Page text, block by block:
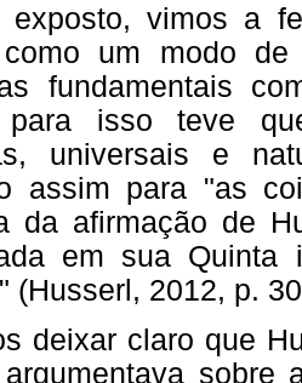
exposto, vimos a
como um modo
fundamentais
para isso teve
universais e
assim para "as
da afirmação de
em sua Quinta
(Husserl, 2012, p.
deixar claro que
sobre